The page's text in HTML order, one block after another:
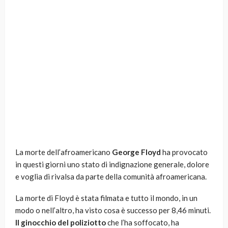
La morte dell’afroamericano George Floyd ha provocato
in questi giorni uno stato di indignazione generale, dolore
e voglia di rivalsa da parte della comunità afroamericana.
La morte di Floyd è stata filmata e tutto il mondo, in un
modo o nell’altro, ha visto cosa è successo per 8,46 minuti.
Il ginocchio del poliziottoche l’ha soffocato, ha